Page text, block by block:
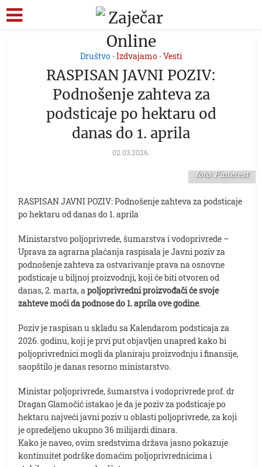
Društvo • Izdvajamo • Vesti
RASPISAN JAVNI POZIV:
Podnošenje zahteva za
podsticaje po hektaru od
danas do 1. aprila
02.03.2026.
foto: Pinterest
RASPISAN JAVNI POZIV: Podnošenje zahteva za podsticaje
po hektaru od danas do 1. aprila
Ministarstvo poljoprivrede, šumarstva i vodoprivrede –
Uprava za agrarna plaćanja raspisala je Javni poziv za
podnošenje zahteva za ostvarivanje prava na osnovne
podsticaje u biljnoj proizvodnji, koji će biti otvoren od
danas, 2. marta, apoljoprivredni proizvođači će svoje
zahteve moći da podnose do 1. aprila ove godine.
Poziv je raspisan u skladu sa Kalendarom podsticaja za
2026. godinu, koji je prvi put objavljen unapred kako bi
poljoprivrednici mogli da planiraju proizvodnju i finansije,
saopštilo je danas resorno ministarstvo.
Ministar poljoprivrede, šumarstva i vodoprivrede prof. dr
Dragan Glamočić istakao je da je poziv za podsticaje po
hektaru najveći javni poziv u oblasti poljoprivrede, za koji
je opredeljeno ukupno 36 milijardi dinara.
Kako je naveo, ovim sredstvima država jasno pokazuje
kontinuitet podrške domaćim poljoprivrednicima i